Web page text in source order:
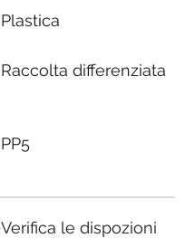
Plastica
Raccolta differenziata
PP5
Verifica le dispozioni